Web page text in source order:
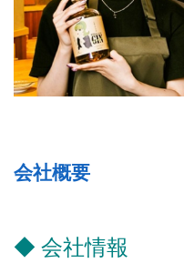
会社概要
◆ 会社情報